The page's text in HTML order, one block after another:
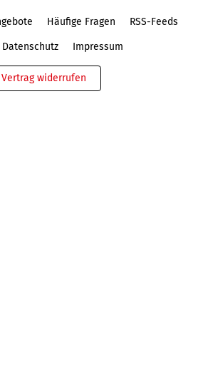
Häufige Fragen RSS-Feeds
Datenschutz Impressum
Vertrag widerrufen